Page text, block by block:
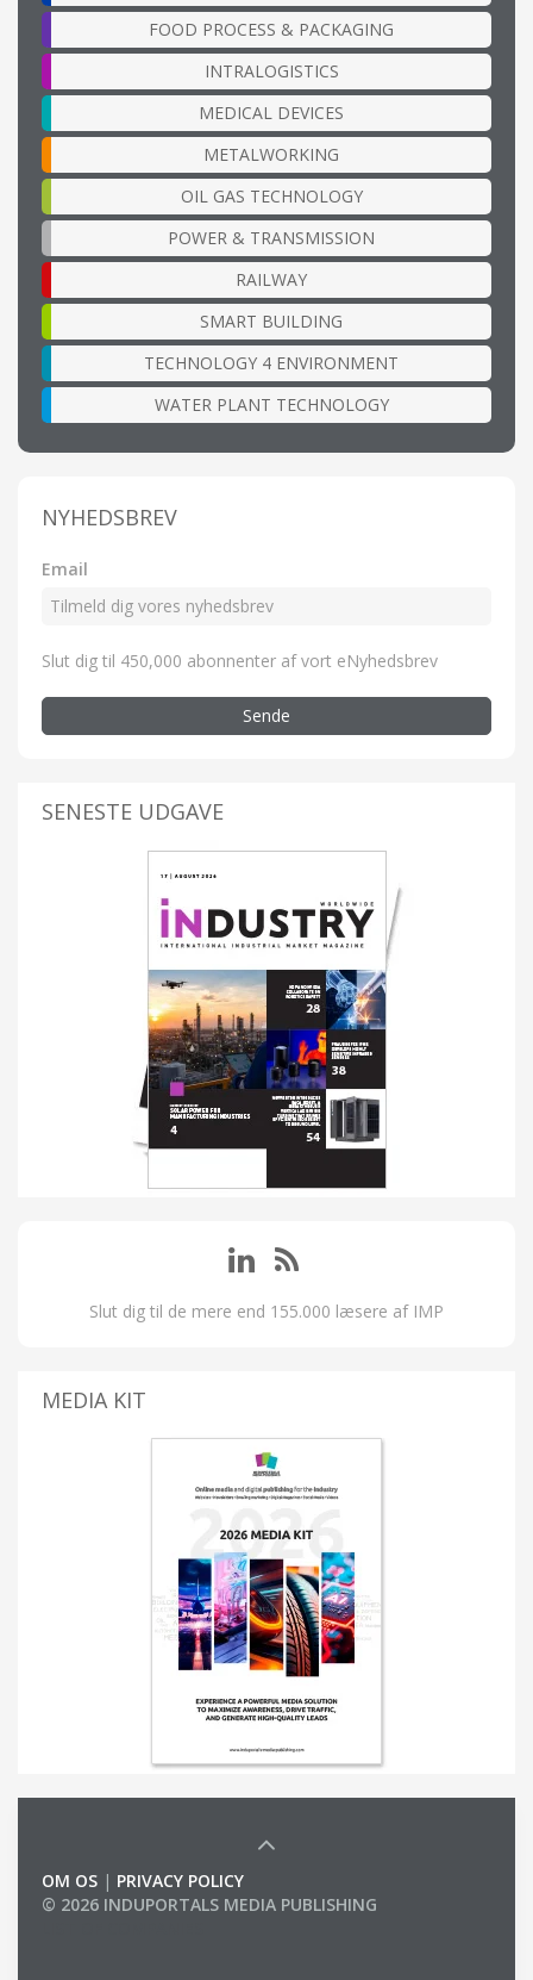
FOOD PROCESS & PACKAGING
INTRALOGISTICS
MEDICAL DEVICES
METALWORKING
OIL GAS TECHNOLOGY
POWER & TRANSMISSION
RAILWAY
SMART BUILDING
TECHNOLOGY 4 ENVIRONMENT
WATER PLANT TECHNOLOGY
NYHEDSBREV
Email
Slut dig til 450,000 abonnenter af vort eNyhedsbrev
Sende
SENESTE UDGAVE
Slut dig til de mere end 155.000 læsere af IMP
MEDIA KIT
OM OS | PRIVACY POLICY
© 2026 INDUPORTALS MEDIA PUBLISHING